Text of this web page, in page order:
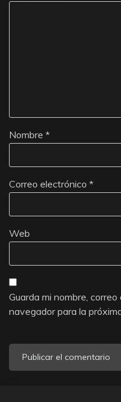
Nombre *
Correo electrónico *
Web
Guarda mi nombre,
navegador para la